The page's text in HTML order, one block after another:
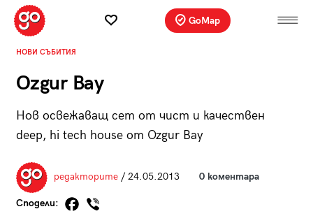
GoMap
НОВИ СЪБИТИЯ
Ozgur Bay
Нов освежаващ сет от чист и качествен
deep, hi tech house от Ozgur Bay
редакторите/ 24.05.2013 0 коментара
Сподели: